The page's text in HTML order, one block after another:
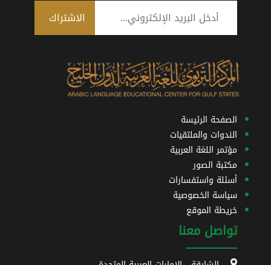
تواصل معنا
الصفحة الرئيسة
الندوات والملتقيات
مؤتمر اللغة العربية
مكتبة الصور
أسئلة واستفسارات
سياسة الخصوصية
خريطة الموقع